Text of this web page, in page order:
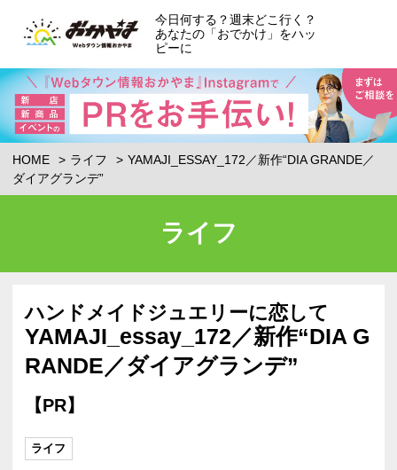
今日何する？週末どこ行く？
あなたの「おでかけ」をハッ
ピーに
HOME ライフ
YAMAJI_ESSAY_172／新作“DIA GRANDE／
ダイアグランデ”
ライフ
ハンドメイドジュエリーに恋して
YAMAJI_essay_172／新作“DIA G
RANDE／ダイアグランデ”
【PR】
ライフ